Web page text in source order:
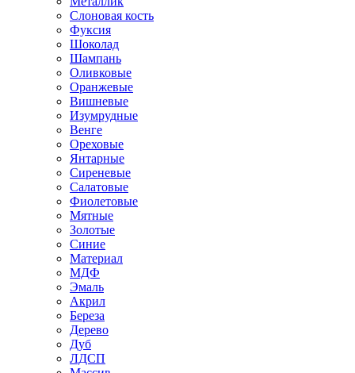
Слоновая кость
Фуксия
Шоколад
Шампань
Оливковые
Оранжевые
Вишневые
Изумрудные
Венге
Ореховые
Янтарные
Сиреневые
Салатовые
Фиолетовые
Мятные
Золотые
Синие
Материал
МДФ
Эмаль
Акрил
Береза
Дерево
Дуб
ЛДСП